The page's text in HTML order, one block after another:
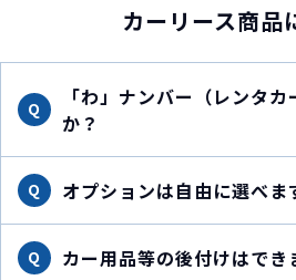
カーリース商品
Q
「わ」ナンバー（レンタ
か？
Q オプションは自由に選べま
Q カー用品等の後付けはでき